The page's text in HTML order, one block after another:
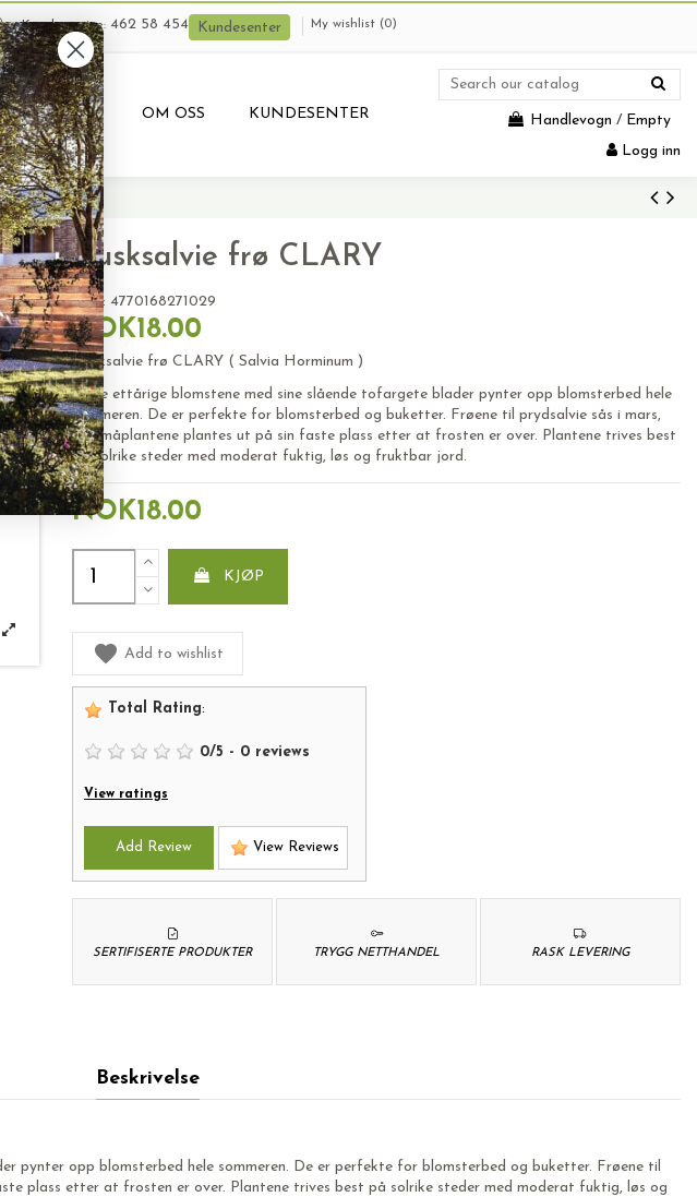
Kundeservice: 462 58 454 Kundesenter My wishlist (0)
OM OSS KUNDESENTER Handlevogn / Empty
Logg inn
Dusksalvie frø CLARY
SKU: 4770168271029
NOK18.00
Dusksalvie frø CLARY ( Salvia Horminum )
Disse ettårige blomstene med sine slående tofargete blader pynter opp blomsterbed hele
sommeren. De er perfekte for blomsterbed og buketter. Frøene til prydsalvie sås i mars,
og småplantene plantes ut på sin faste plass etter at frosten er over. Plantene trives best
på solrike steder med moderat fuktig, løs og fruktbar jord.
NOK18.00
KJØP
Add to wishlist
Total Rating:
0/5 - 0 reviews
View ratings
Add Review View Reviews
RASK LEVERING
TRYGG NETTHANDEL
SERTIFISERTE PRODUKTER
Beskrivelse
pynter opp blomsterbed hele sommeren. De er perfekte for blomsterbed og buketter. Frøene til
plass etter at frosten er over. Plantene trives best på solrike steder med moderat fuktig, løs og